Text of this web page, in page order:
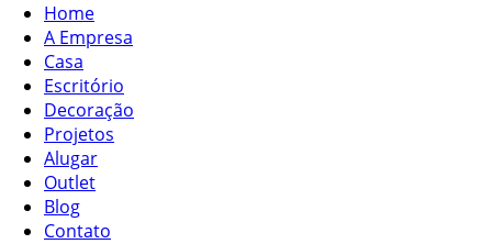
Home
A Empresa
Casa
Escritório
Decoração
Projetos
Alugar
Outlet
Blog
Contato